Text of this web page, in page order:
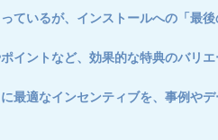
ているが、インストールへの「最
イントなど、効果的な特典のバリ
最適なインセンティブを、事例や